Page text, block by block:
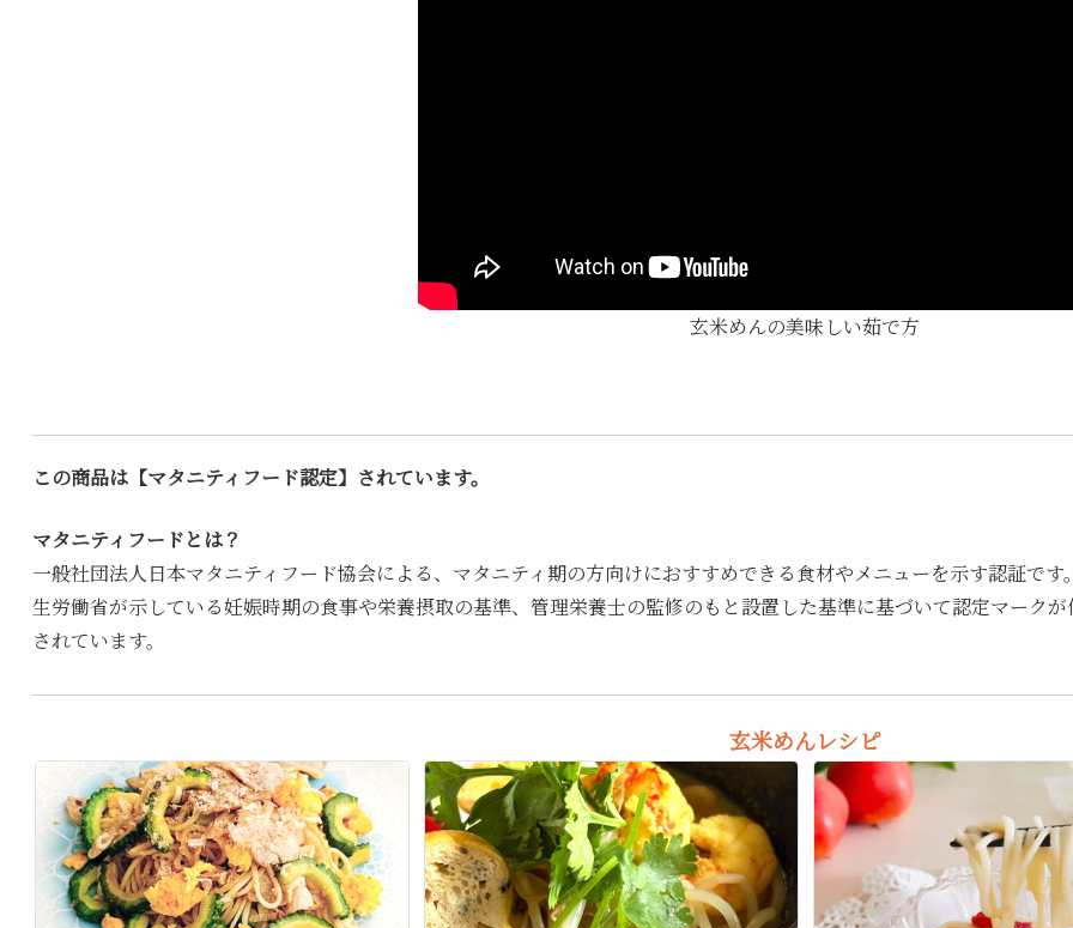
玄米めんの美味しい茹で方
この商品は【マタニティフード認定】されています。
マタニティフードとは？
一般社団法人日本マタニティフード協会による、マタニティ期の方向けにおすすめできる食材やメニューを示す認証です
生労働省が示している妊娠時期の食事や栄養摂取の基準、管理栄養士の監修のもと設置した基準に基づいて認定マークが
されています。
玄米めんレシピ